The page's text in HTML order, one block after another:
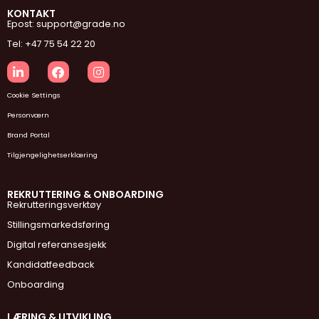
KONTAKT
Epost: support@grade.no
Tel: +47 75 54 22 20
Cookie Settings
Personværn
Brand Portal
Tilgjengelighetserklæring
REKRUTTERING & ONBOARDING
Rekrutteringsverktøy
Stillingsmarkedsføring
Digital referansesjekk
Kandidatfeedback
Onboarding